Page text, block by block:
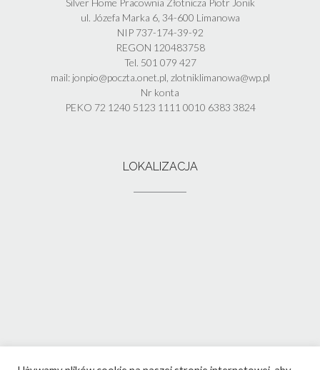
ul. Józefa Marka 6, 34-600 Limanowa
NIP 737-174-39-92
REGON 120483758
Tel. 501 079 427
mail: jonpio@poczta.onet.pl, zlotniklimanowa@wp.pl
Nr konta
PEKO 72 1240 5123 1111 0010 6383 3824
LOKALIZACJA